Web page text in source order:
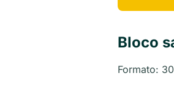
Bloco
Formato: